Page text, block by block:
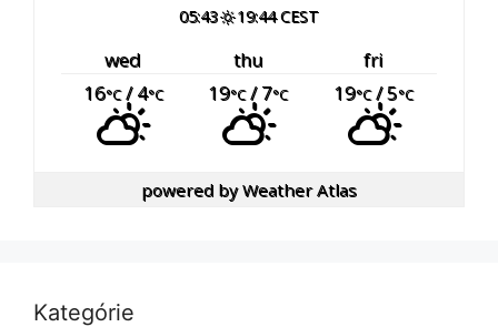
05:43 19:44 CEST
wed thu
fri
16°C/ 4°C 19°C/ 7°C 19°C/ 5°C
powered byWeather Atlas
Kategórie